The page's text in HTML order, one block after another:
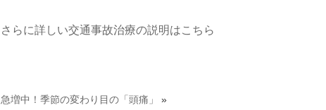
さらに詳しい交通事故治療の説明はこちら
急増中！季節の変わり目の「頭痛」
»